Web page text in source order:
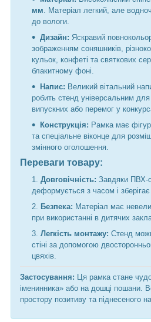
мм . Матеріал легкий, але
до вологи.
Дизайн: Яскравий
зображенням соняшників,
кульок, конфеті та святкових
блакитному фоні.
Напис: Великий вітальний
робить стенд універсальним
випускних або перемог у
Конструкція: Рамка має
та спеціальне віконце для
змінного оголошення.
Переваги товару:
Довговічність: Завдяки ПВХ-
деформується з часом і зберігає
Безпека: Матеріал має
при використанні в дитячих
Легкість монтажу: Стенд
стіні за допомогою
цвяхів.
Застосування: Ця рамка стане
іменинника» або на дошці пошани.
простору позитиву та піднесеного